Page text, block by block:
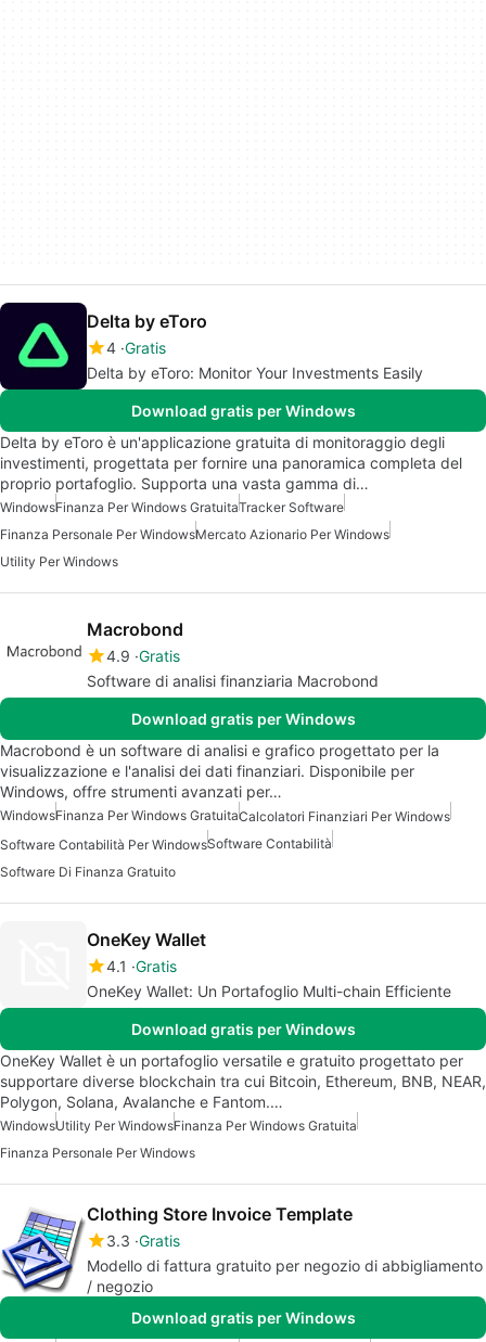
Delta by eToro
4 Gratis
Delta by eToro: Monitor Your Investments Easily
Download gratis per Windows
Delta by eToro è un'applicazione gratuita di monitoraggio degli
investimenti, progettata per fornire una panoramica completa del
proprio portafoglio. Supporta una vasta gamma di…
WindowsFinanza Per Windows GratuitaTracker Software
Finanza Personale Per WindowsMercato Azionario Per Windows
Utility Per Windows
Macrobond
4.9 Gratis
Software di analisi finanziaria Macrobond
Download gratis per Windows
Macrobond è un software di analisi e grafico progettato per la
visualizzazione e l'analisi dei dati finanziari. Disponibile per
Windows, offre strumenti avanzati per…
WindowsFinanza Per Windows GratuitaCalcolatori Finanziari Per Windows
Software Contabilità Per WindowsSoftware Contabilità
Software Di Finanza Gratuito
OneKey Wallet
4.1 Gratis
OneKey Wallet: Un Portafoglio Multi-chain Efficiente
Download gratis per Windows
OneKey Wallet è un portafoglio versatile e gratuito progettato per
supportare diverse blockchain tra cui Bitcoin, Ethereum, BNB, NEAR,
Polygon, Solana, Avalanche e Fantom.…
WindowsUtility Per WindowsFinanza Per Windows Gratuita
Finanza Personale Per Windows
Clothing Store Invoice Template
3.3 Gratis
Modello di fattura gratuito per negozio di abbigliamento
/ negozio
Download gratis per Windows